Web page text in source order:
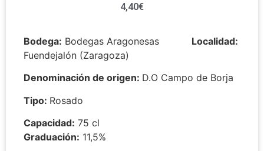
4,40€
Bodega: Bodegas Aragonesas
Localidad:
Fuendejalón (Zaragoza)
Denominación de origen: D.O Campo de Borja
Tipo: Rosado
Capacidad: 75 cl
Graduación: 11,5%